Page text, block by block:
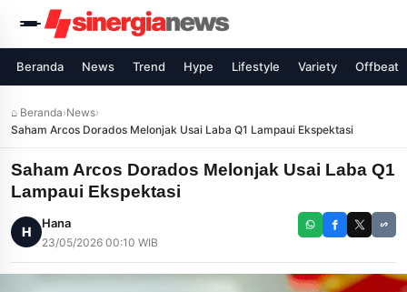
Beranda News Trend Hype Lifestyle Variety Offbeat
⌂ Beranda›News›
Saham Arcos Dorados Melonjak Usai Laba Q1 Lampaui Ekspektasi
Saham Arcos Dorados Melonjak Usai Laba Q1
Lampaui Ekspektasi
H
Hana
23/05/2026 00:10 WIB